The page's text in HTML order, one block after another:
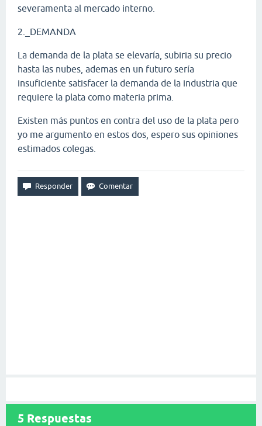
severamenta al mercado interno.
2._DEMANDA
La demanda de la plata se elevaría, subiria su precio
hasta las nubes, ademas en un futuro sería
insuficiente satisfacer la demanda de la industria que
requiere la plata como materia prima.
Existen más puntos en contra del uso de la plata pero
yo me argumento en estos dos, espero sus opiniones
estimados colegas.
5 Respuestas